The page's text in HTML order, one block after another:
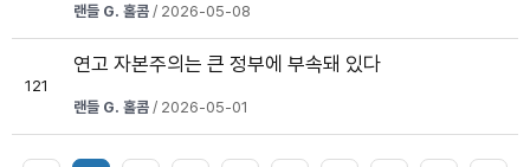
랜들 G. 홀콤 / 2026-05-08
121
연고 자본주의는 큰 정부에 부속돼 있다
랜들 G. 홀콤 / 2026-05-01